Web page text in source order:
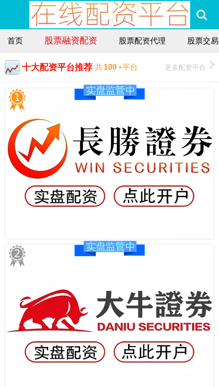
首页 股票融资配资 股票配资代理 股票交
十大配资平台推荐 共100+平台 更多配资平台